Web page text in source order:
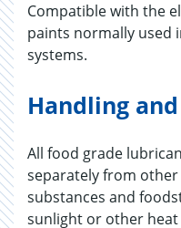
Compatible with the
paints normally used
systems.
Handling
All food grade
separately from
substances and
sunlight or other heat